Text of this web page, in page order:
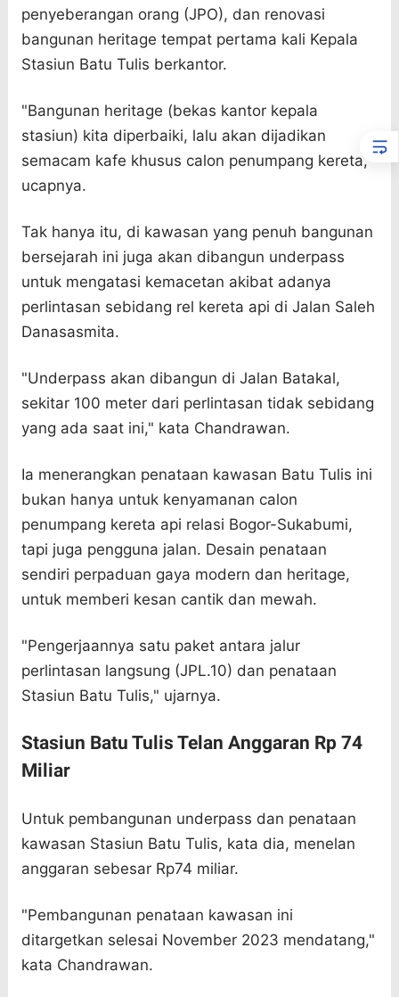
penyeberangan orang (JPO), dan renovasi
bangunan heritage tempat pertama kali Kepala
Stasiun Batu Tulis berkantor.
"Bangunan heritage (bekas kantor kepala
stasiun) kita diperbaiki, lalu akan dijadikan
semacam kafe khusus calon penumpang kereta,"
ucapnya.
Tak hanya itu, di kawasan yang penuh bangunan
bersejarah ini juga akan dibangun underpass
untuk mengatasi kemacetan akibat adanya
perlintasan sebidang rel kereta api di Jalan Saleh
Danasasmita.
"Underpass akan dibangun di Jalan Batakal,
sekitar 100 meter dari perlintasan tidak sebidang
yang ada saat ini," kata Chandrawan.
Ia menerangkan penataan kawasan Batu Tulis ini
bukan hanya untuk kenyamanan calon
penumpang kereta api relasi Bogor-Sukabumi,
tapi juga pengguna jalan. Desain penataan
sendiri perpaduan gaya modern dan heritage,
untuk memberi kesan cantik dan mewah.
"Pengerjaannya satu paket antara jalur
perlintasan langsung (JPL.10) dan penataan
Stasiun Batu Tulis," ujarnya.
Stasiun Batu Tulis Telan Anggaran Rp 74
Miliar
Untuk pembangunan underpass dan penataan
kawasan Stasiun Batu Tulis, kata dia, menelan
anggaran sebesar Rp74 miliar.
"Pembangunan penataan kawasan ini
ditargetkan selesai November 2023 mendatang,"
kata Chandrawan.